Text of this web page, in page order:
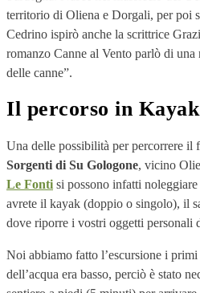
territorio di Oliena e Dorgali, per poi
Cedrino ispirò anche la scrittrice
romanzo Canne al Vento parlò di una
delle canne”.
Il percorso in
Una delle possibilità per percorrere il
Sorgenti di Su Gologone, vicino
Le Fonti si possono infatti
avrete il kayak (doppio o singolo), il
dove riporre i vostri oggetti personali
Noi abbiamo fatto l’escursione i
dell’acqua era basso, perciò è stato